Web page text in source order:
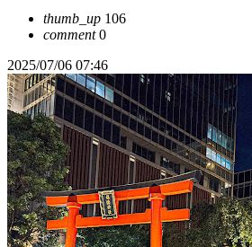
thumb_up 106
comment0
2025/07/06 07:46